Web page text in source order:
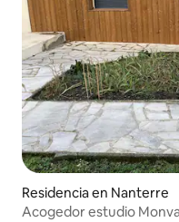
Residencia en Nanterre
Acogedor estudio